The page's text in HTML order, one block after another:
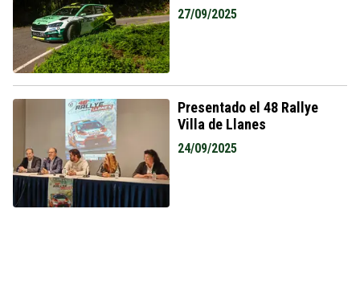
27/09/2025
Presentado el 48 Rallye
Villa de Llanes
24/09/2025